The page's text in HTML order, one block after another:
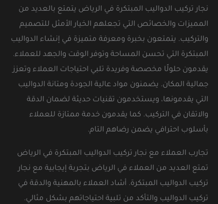
نجار تركيب الدواليب المبتكرة في الرياض يتمتع بالعديد من
المميزات والخصائص التي تجعلهم الخيار الأمثل للتصميم
والتركيب. يتمتعون بخبرة ومعرفة متميزة في إنشاء الدواليب
المبتكرة التي تحسن المساحة وتوفر الوقت والجهد للعملاء.
يقدمون حلولًا مخصصة وفريدة تلبي احتياجات العملاء وتعزز
جمالية المكان. يضمنون مواد عالية الجودة ومتانة الدواليب
التي يقدمونها، ويستخدمون تقنيات حديثة لضمان الدقة
والاتقان في التركيب. كما يقدمون خدمة ممتازة للعملاء
بأسلوب احترافي يضمن رضاهم التام.
تجارب العملاء مع نجار تركيب الدواليب المبتكرة في الرياض
تمتع العديد من العملاء في الرياض بتجربة إيجابية مع نجار
تركيب الدواليب المبتكرة. أشاد العملاء بالمهنية والدقة في
تركيب الدواليب والتأكد من تلبية احتياجاتهم بشكل مثالي.